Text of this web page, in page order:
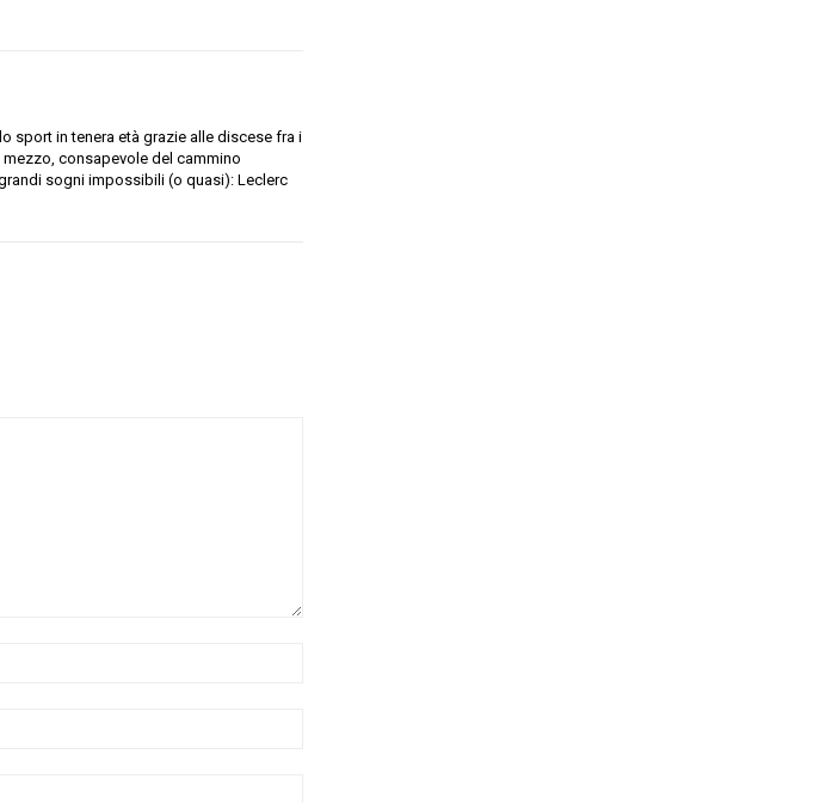
sport in tenera età grazie alle discese fra i
consapevole del cammino
sogni impossibili (o quasi): Leclerc